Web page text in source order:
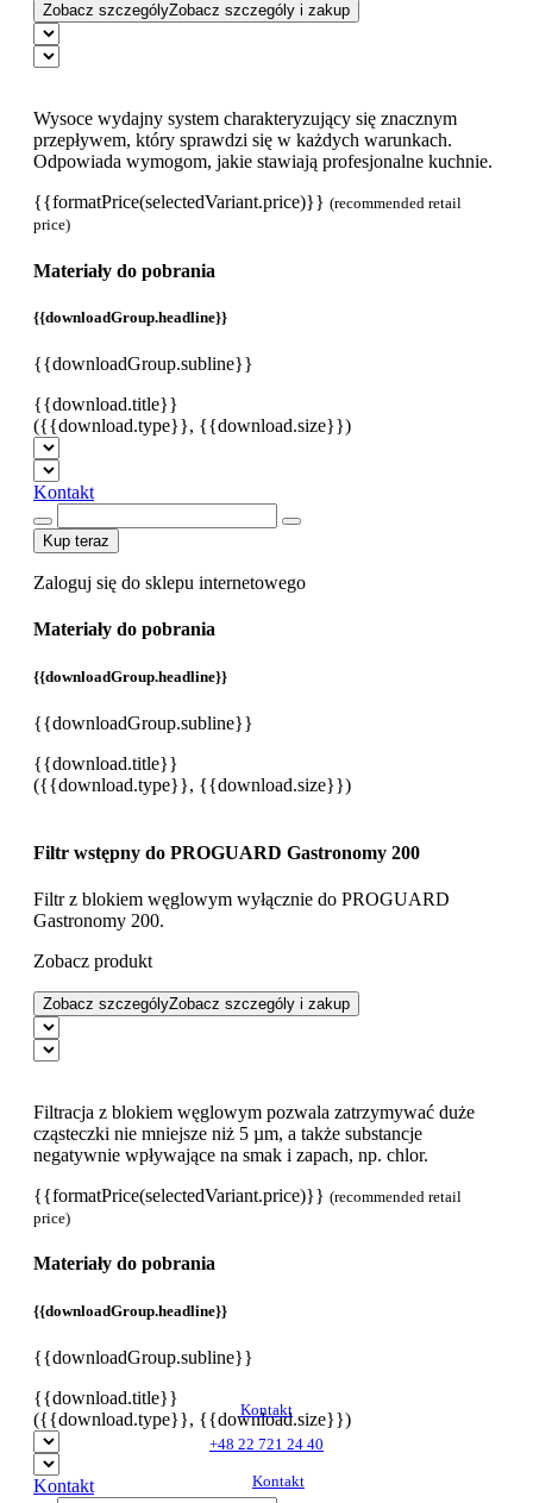
Zobacz szczególyZobacz szczególy i zakup
Wysoce wydajny system charakteryzujący się znacznym
przepływem, który sprawdzi się w każdych warunkach.
Odpowiada wymogom, jakie stawiają profesjonalne kuchnie.
{{formatPrice(selectedVariant.price)}} (recommended retail
price)
Materiały do pobrania
{{downloadGroup.headline}}
{{downloadGroup.subline}}
{{download.title}}
({{download.type}}, {{download.size}})
Kontakt
Kup teraz
Zaloguj się do sklepu internetowego
Materiały do pobrania
{{downloadGroup.headline}}
{{downloadGroup.subline}}
{{download.title}}
({{download.type}}, {{download.size}})
Filtr wstępny do PROGUARD Gastronomy 200​
Filtr z blokiem węglowym wyłącznie do PROGUARD
Gastronomy 200.
Zobacz produkt
Zobacz szczególyZobacz szczególy i zakup
Filtracja z blokiem węglowym pozwala zatrzymywać duże
cząsteczki nie mniejsze niż 5 µm, a także substancje
negatywnie wpływające na smak i zapach, np. chlor.
{{formatPrice(selectedVariant.price)}} (recommended retail
price)
Materiały do pobrania
{{downloadGroup.headline}}
{{downloadGroup.subline}}
{{download.title}}
({{download.type}}, {{download.size}})
Kontakt
Kontakt
+48 22 721 24 40
Kontakt